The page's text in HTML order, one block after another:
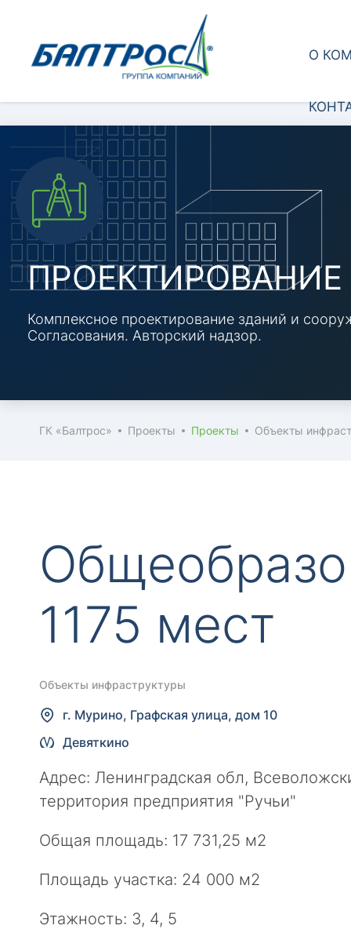
О
ПРОЕКТИРОВАНИЕ
Комплексное проектирование зданий и
Согласования. Авторский надзор.
ГК «Балтрос» Проекты Проекты Объекты
1175 мест
Объекты инфраструктуры
г. Мурино, Графская улица, дом 10
Девяткино
Адрес: Ленинградская обл,
территория предприятия "Ручьи"
Общая площадь: 17 731,25 м2
Площадь участка: 24 000 м2
Этажность: 3, 4, 5